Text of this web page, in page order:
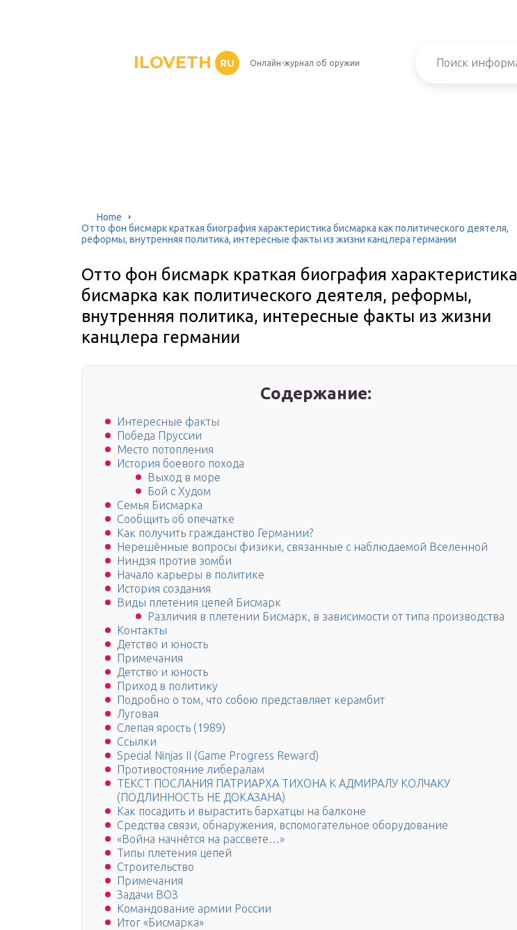
ILOVETH RU Онлайн-журнал об оружии
Home
Отто фон бисмарк краткая биография характеристика бисмарка как политического деятеля,
реформы, внутренняя политика, интересные факты из жизни канцлера германии
Отто фон бисмарк краткая биография характеристика
бисмарка как политического деятеля, реформы,
внутренняя политика, интересные факты из жизни
канцлера германии
Содержание:
Интересные факты
Победа Пруссии
Место потопления
История боевого похода
Выход в море
Бой с Худом
Семья Бисмарка
Сообщить об опечатке
Как получить гражданство Германии?
Нерешённые вопросы физики, связанные с наблюдаемой Вселенной
Ниндзя против зомби
Начало карьеры в политике
История создания
Виды плетения цепей Бисмарк
Различия в плетении Бисмарк, в зависимости от типа производства
Контакты
Детство и юность
Примечания
Детство и юность
Приход в политику
Подробно о том, что собою представляет керамбит
Луговая
Слепая ярость (1989)
Ссылки
Special Ninjas II (Game Progress Reward)
Противостояние либералам
ТЕКСТ ПОСЛАНИЯ ПАТРИАРХА ТИХОНА К АДМИРАЛУ КОЛЧАКУ
(ПОДЛИННОСТЬ НЕ ДОКАЗАНА)
Как посадить и вырастить бархатцы на балконе
Средства связи, обнаружения, вспомогательное оборудование
«Война начнётся на рассвете…»
Типы плетения цепей
Строительство
Примечания
Задачи ВОЗ
Командование армии России
Итог «Бисмарка»